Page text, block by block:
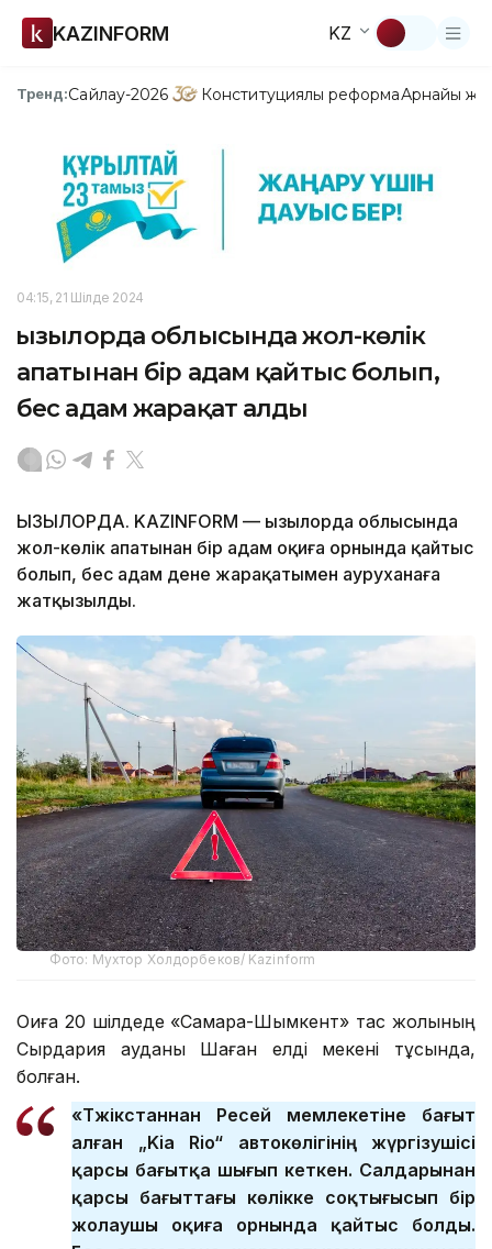
KAZINFORM KZ
Тренд:Сайлау-2026 Конституциялық реформаАрнайы
04:15, 21 Шілде 2024
Қызылорда облысында жол-көлік
апатынан бір адам қайтыс болып,
бес адам жарақат алды
ҚЫЗЫЛОРДА. KAZINFORM — Қызылорда облысында
жол-көлік апатынан бір адам оқиға орнында қайтыс
болып, бес адам дене жарақатымен ауруханаға
жатқызылды.
Фото: Мухтор Холдорбеков/ Kazinform
Оқиға 20 шілдеде «Самара-Шымкент» тас жолының
Сырдария ауданы Шаған елді мекені тұсында,
болған.
«Тәжікстаннан Ресей мемлекетіне бағыт
алған „Kia Rio“ автокөлігінің жүргізушісі
қарсы бағытқа шығып кеткен. Салдарынан
қарсы бағыттағы көлікке соқтығысып бір
жолаушы оқиға орнында қайтыс болды.